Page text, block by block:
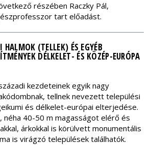
részében Raczky Pál,
tart előadást.
HALMOK (TELLEK) ÉS EGYÉB
DÉLKELET- ÉS KÖZÉP-EURÓPA
kezdeteinek egyik nagy
tellnek nevezett települési
és délkelet-európai elterjedése.
néha 40-50 m magasságot elérő és
árkokkal is körülvett monumentális
is virágzó települések találhatók.